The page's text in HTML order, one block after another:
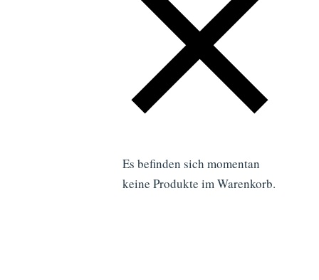
Es befinden sich momentan
keine Produkte im Warenkorb.